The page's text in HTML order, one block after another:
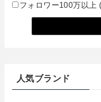
フォロワー100万以上
人気ブランド